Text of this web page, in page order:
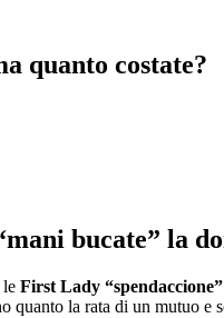
quanto costate?
bucate” la
le First Lady “spendaccione”
quanto la rata di un mutuo